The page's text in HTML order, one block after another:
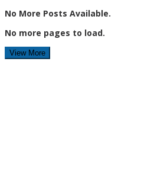
No More Posts Available.
No more pages to load.
View More